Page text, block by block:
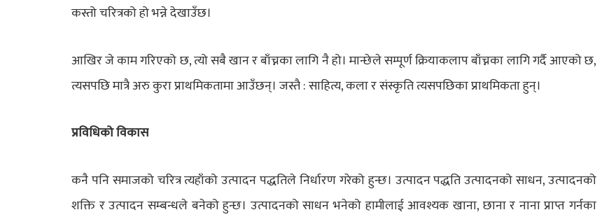
कस्तो चरित्रको हो भन्ने देखाउँछ।
आखिर जे काम गरिएको छ, त्यो सबै खान र बाँच्नका लागि नै हो। मान्छेले सम्पूर्ण क्रियाकलाप बाँच्नका लागि गर्दै आएको छ,
त्यसपछि मात्रै अरु कुरा प्राथमिकतामा आउँछन्। जस्तै : साहित्य, कला र संस्कृति त्यसपछिका प्राथमिकता हुन्।
प्रविधिको विकास
कनै पनि समाजको चरित्र त्यहाँको उत्पादन पद्धतिले निर्धारण गरेको हुन्छ। उत्पादन पद्धति उत्पादनको साधन, उत्पादनको
शक्ति र उत्पादन सम्बन्धले बनेको हुन्छ। उत्पादनको साधन भनेको हामीलाई आवश्यक खाना, छाना र नाना प्राप्त गर्नका